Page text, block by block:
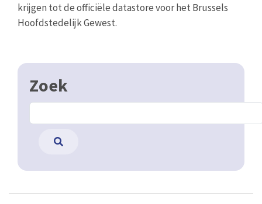
krijgen tot de officiële datastore voor het Brussels
Hoofdstedelijk Gewest.
Zoek